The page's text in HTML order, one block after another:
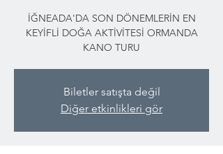
İĞNEADA'DA SON DÖNEMLERİN EN
KEYİFLİ DOĞA AKTİVİTESİ ORMANDA
KANO TURU
Biletler satışta değil
Diğer etkinlikleri gör